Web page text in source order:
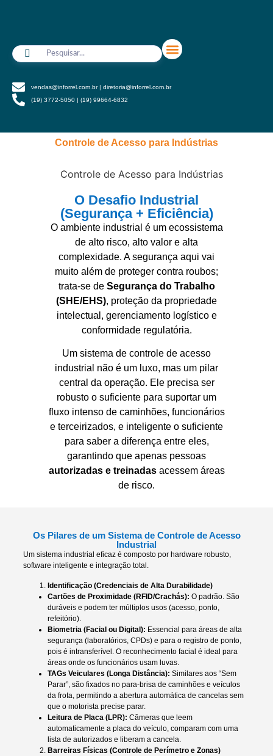
vendas@inforrel.com.br | diretoria@inforrel.com.br
(19) 3772-5050 | (19) 99664-6832
Controle de Acesso para Indústrias
O Desafio Industrial
(Segurança + Eficiência)
O ambiente industrial é um ecossistema
de alto risco, alto valor e alta
complexidade. A segurança aqui vai
muito além de proteger contra roubos;
trata-se de Segurança do Trabalho
(SHE/EHS), proteção da propriedade
intelectual, gerenciamento logístico e
conformidade regulatória.
Um sistema de controle de acesso
industrial não é um luxo, mas um pilar
central da operação. Ele precisa ser
robusto o suficiente para suportar um
fluxo intenso de caminhões, funcionários
e terceirizados, e inteligente o suficiente
para saber a diferença entre eles,
garantindo que apenas pessoas
autorizadas e treinadasacessem áreas
de risco.
Os Pilares de um Sistema de Controle de Acesso
Industrial
Um sistema industrial eficaz é composto por hardware robusto,
software inteligente e integração total.
Identificação (Credenciais de Alta Durabilidade)
Cartões de Proximidade (RFID/Crachás): O padrão. São
duráveis e podem ter múltiplos usos (acesso, ponto,
refeitório).
Biometria (Facial ou Digital): Essencial para áreas de alta
segurança (laboratórios, CPDs) e para o registro de ponto,
pois é intransferível. O reconhecimento facial é ideal para
áreas onde os funcionários usam luvas.
TAGs Veiculares (Longa Distância): Similares aos “Sem
Parar”, são fixados no para-brisa de caminhões e veículos
da frota, permitindo a abertura automática de cancelas sem
que o motorista precise parar.
Leitura de Placa (LPR): Câmeras que leem
automaticamente a placa do veículo, comparam com uma
lista de autorizados e liberam a cancela.
Barreiras Físicas (Controle de Perímetro e Zonas)